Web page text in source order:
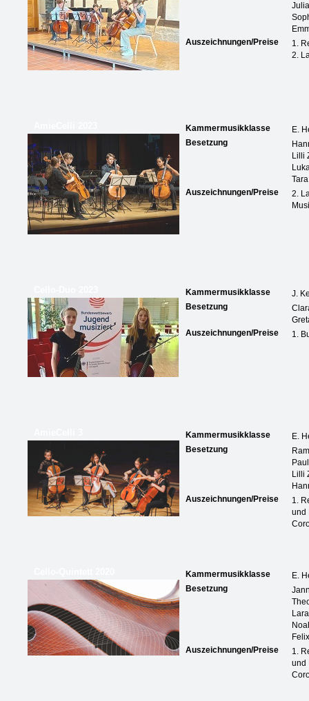
Auszeichnungen/Preise
1.
2.
Kammermusikklasse
E.
Besetzung
Lilli
Auszeichnungen/Preise
2.
Kammermusikklasse
J.
Besetzung
Auszeichnungen/Preise
1.
Kammermusikklasse
E.
Besetzung
Lilli
Auszeichnungen/Preise
1.
und
Kammermusikklasse
E.
Besetzung
Auszeichnungen/Preise
1.
und